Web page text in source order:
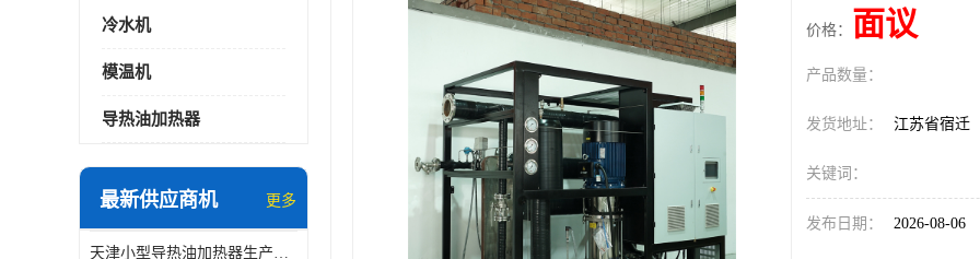
冷水机
模温机
导热油加热器
最新供应商机 更多
天津小型导热油加热器生产厂家
价格： 面议
产品数量：
发货地址： 江苏省宿迁
关键词：
发布日期： 2026-08-06